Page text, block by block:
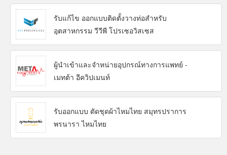
รับแก้ไข ออกแบบติดตั้งวางท่อสำหรับ
อุตสาหกรรม วีวีพี โปรเซอวิสเซส
ผู้นำเข้าและจำหน่ายอุปกรณ์ทางการแพทย์ -
เมทต้า อีควิปเมนท์
รับออกแบบ ตัดชุดผ้าไหมไทย สมุทรปราการ
พรนารา ไหมไทย